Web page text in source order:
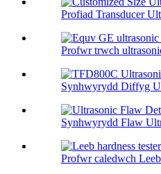
Profiad Transducer
Profwr trwch
Synhwyrydd Diffyg
Synhwyrydd Flaw
Profwr caledwch